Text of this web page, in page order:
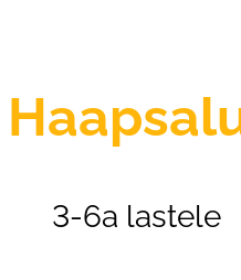
3-6a lastele